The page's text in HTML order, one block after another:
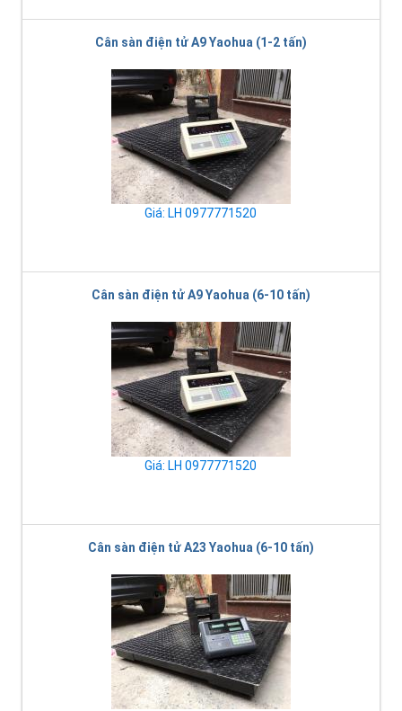
Cân sàn điện tử A9 Yaohua (1-2 tấn)
Giá: LH 0977771520
Cân sàn điện tử A9 Yaohua (6-10 tấn)
Giá: LH 0977771520
Cân sàn điện tử A23 Yaohua (6-10 tấn)